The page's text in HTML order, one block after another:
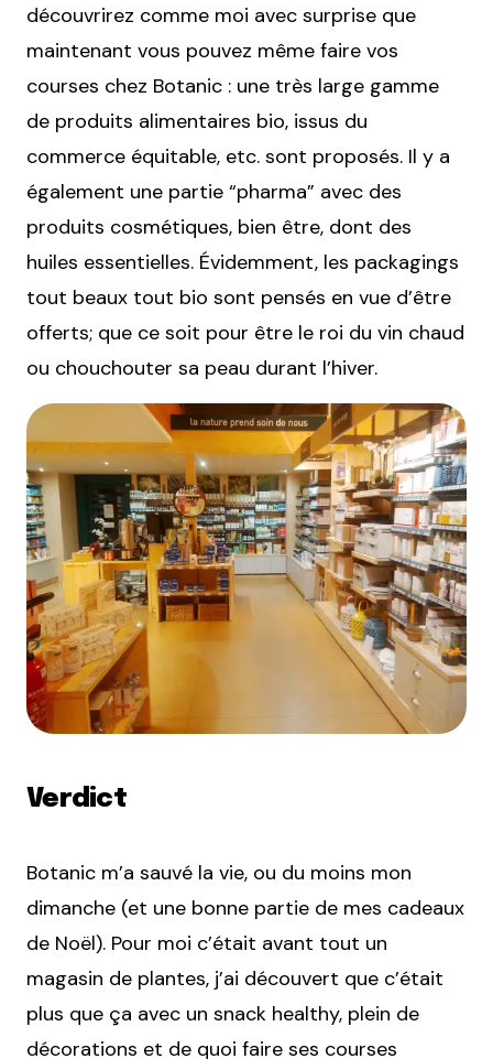
découvrirez comme moi avec surprise que
maintenant vous pouvez même faire vos
courses chez Botanic : une très large gamme
de produits alimentaires bio, issus du
commerce équitable, etc. sont proposés. Il y a
également une partie “pharma” avec des
produits cosmétiques, bien être, dont des
huiles essentielles. Évidemment, les packagings
tout beaux tout bio sont pensés en vue d’être
offerts; que ce soit pour être le roi du vin chaud
ou chouchouter sa peau durant l’hiver.
Verdict
Botanic m’a sauvé la vie, ou du moins mon
dimanche (et une bonne partie de mes cadeaux
de Noël). Pour moi c’était avant tout un
magasin de plantes, j’ai découvert que c’était
plus que ça avec un snack healthy, plein de
décorations et de quoi faire ses courses